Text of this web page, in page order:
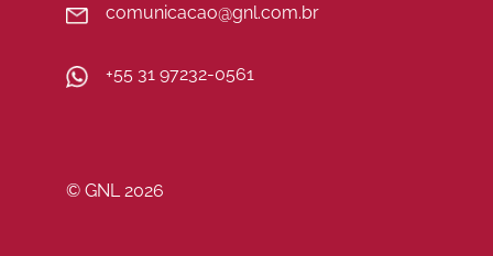
comunicacao@gnl.com.br
+55 31 97232-0561
© GNL 2026